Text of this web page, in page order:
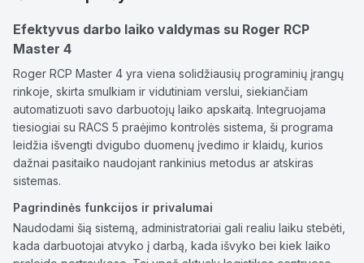
Efektyvus darbo laiko valdymas su Roger RCP
Master 4
Roger RCP Master 4 yra viena solidžiausių programinių įrangų
rinkoje, skirta smulkiam ir vidutiniam verslui, siekiančiam
automatizuoti savo darbuotojų laiko apskaitą. Integruojama
tiesiogiai su RACS 5 praėjimo kontrolės sistema, ši programa
leidžia išvengti dvigubo duomenų įvedimo ir klaidų, kurios
dažnai pasitaiko naudojant rankinius metodus ar atskiras
sistemas.
Pagrindinės funkcijos ir privalumai
Naudodami šią sistemą, administratoriai gali realiu laiku stebėti,
kada darbuotojai atvyko į darbą, kada išvyko bei kiek laiko